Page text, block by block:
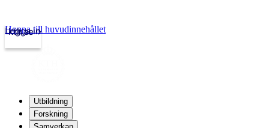
kth.se
Logga in
Hoppa till huvudinnehållet
Utbildning
Forskning